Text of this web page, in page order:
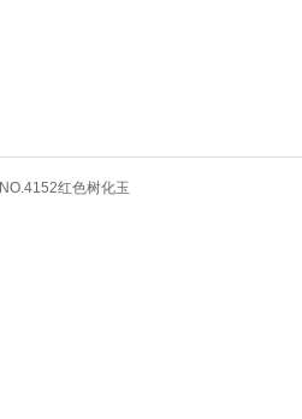
NO.4152红色树化玉